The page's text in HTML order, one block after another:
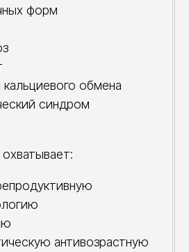
форм
обмена
синдром
антивозрастную